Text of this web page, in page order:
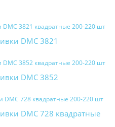
DMC 3821
DMC 3852
DMC 728 квадратные